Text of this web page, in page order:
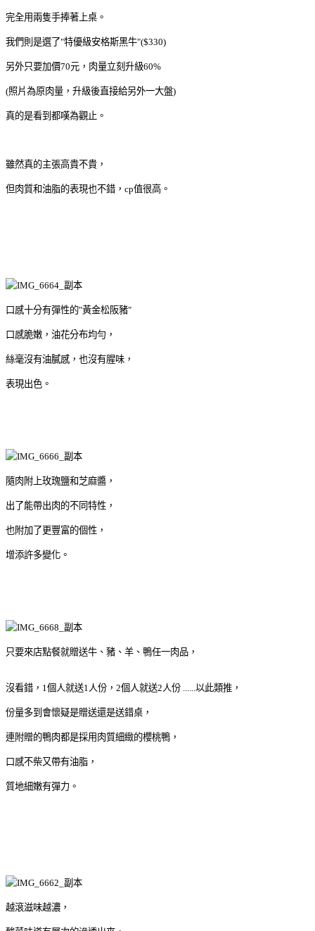
完全用兩隻手捧著上桌。
我們則是選了"特優級安格斯黑牛"($330)
另外只要加價70元，肉量立刻升級60%
(照片為原肉量，升級後直接給另外一大盤)
真的是看到都嘆為觀止。
雖然真的主張高貴不貴，
但肉質和油脂的表現也不錯，cp值很高。
口感十分有彈性的"黃金松阪豬"
口感脆嫩，油花分布均勻，
絲毫沒有油膩感，也沒有腥味，
表現出色。
隨肉附上玫瑰鹽和芝麻醬，
出了能帶出肉的不同特性，
也附加了更豐富的個性，
增添許多變化。
只要來店點餐就贈送牛、豬、羊、鴨任一肉品，
沒看錯，1個人就送1人份，2個人就送2人份 ......以此類推，
份量多到會懷疑是贈送還是送錯桌，
連附贈的鴨肉都是採用肉質細緻的櫻桃鴨，
口感不柴又帶有油脂，
質地細嫩有彈力。
越滾滋味越濃，